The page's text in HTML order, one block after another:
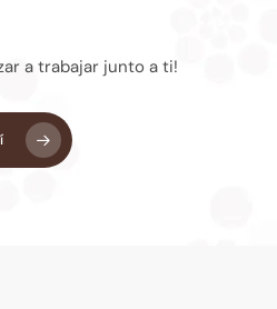
a trabajar junto a ti!